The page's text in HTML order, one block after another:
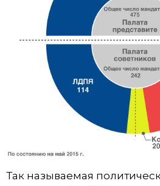
Так называемая